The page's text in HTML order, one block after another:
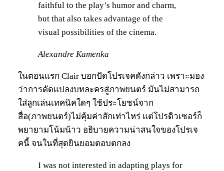
faithful to the play’s humor and charm,
but that also takes advantage of the
visual possibilities of the cinema.
Alexandre Kamenka
ในตอนแรก Clair บอกปัดโปรเจคดังกล่าว เพราะมอง
ว่าการดัดแปลงบทละครสู่ภาพยนตร์ มันไม่สามารถ
ใส่ลูกเล่นเทคนิคใดๆ ใช้ประโยชน์จาก
สื่อ(ภาพยนตร์)ไม่คุ้มค่าสักเท่าไหร่ แต่โปรดิวเซอร์ก็
พยายามโน้มน้าว อธิบายความน่าสนใจของโปรเจ
คนี้ จนในที่สุดยินยอมตอบตกลง
I was not interested in adapting plays for